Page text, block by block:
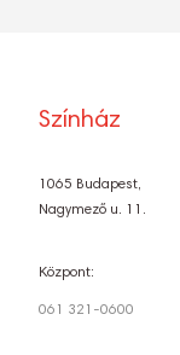
Színház
1065 Budapest,
Nagymező u. 11.
Központ:
061 321-0600